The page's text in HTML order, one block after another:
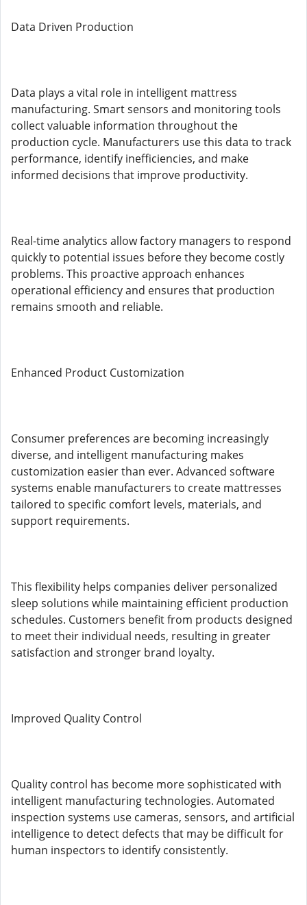
Data Driven Production
Data plays a vital role in intelligent mattress
manufacturing. Smart sensors and monitoring tools
collect valuable information throughout the
production cycle. Manufacturers use this data to track
performance, identify inefficiencies, and make
informed decisions that improve productivity.
Real-time analytics allow factory managers to respond
quickly to potential issues before they become costly
problems. This proactive approach enhances
operational efficiency and ensures that production
remains smooth and reliable.
Enhanced Product Customization
Consumer preferences are becoming increasingly
diverse, and intelligent manufacturing makes
customization easier than ever. Advanced software
systems enable manufacturers to create mattresses
tailored to specific comfort levels, materials, and
support requirements.
This flexibility helps companies deliver personalized
sleep solutions while maintaining efficient production
schedules. Customers benefit from products designed
to meet their individual needs, resulting in greater
satisfaction and stronger brand loyalty.
Improved Quality Control
Quality control has become more sophisticated with
intelligent manufacturing technologies. Automated
inspection systems use cameras, sensors, and artificial
intelligence to detect defects that may be difficult for
human inspectors to identify consistently.